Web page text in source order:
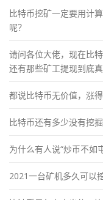
比特币挖矿一定要用计
呢？
请问各位大佬，现在比
还有那些矿工提现到底
都说比特币无价值，涨
比特币还有多少没有挖掘
为什么有人说“炒币不如
2021一台矿机多久可以